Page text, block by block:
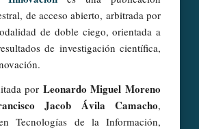
de acceso abierto, arbitrada por
de doble ciego, orientada a
de investigación científica,
por Leonardo Miguel Moreno
Jacob Ávila Camacho,
Tecnologías de la Información,